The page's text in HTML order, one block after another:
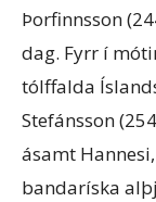
Þorfinnsson
dag. Fyrr í
tólffalda
Stefánsson
ásamt
bandaríska